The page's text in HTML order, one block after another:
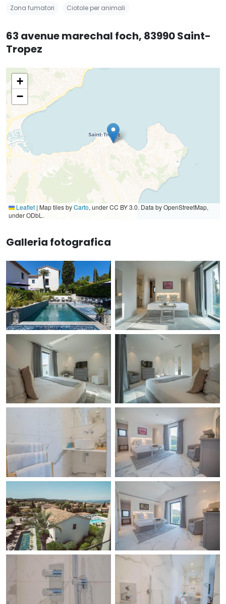
Zona fumatori Ciotole per animali
63 avenue marechal foch, 83990 Saint-
Tropez
+
−
Leaflet | Map tiles byCarto, under CC BY 3.0. Data by OpenStreetMap,
under ODbL.
Galleria fotografica